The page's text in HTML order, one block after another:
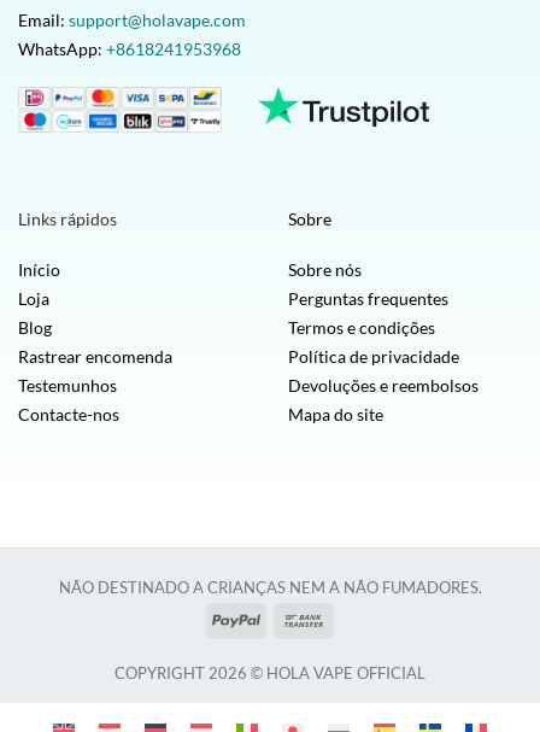
Email: support@holavape.com
WhatsApp: +8618241953968
Links rápidos
Início
Loja
Blog
Rastrear encomenda
Testemunhos
Contacte-nos
Sobre
Sobre nós
Perguntas frequentes
Termos e condições
Política de privacidade
Devoluções e reembolsos
Mapa do site
NÃO DESTINADO A CRIANÇAS NEM A NÃO FUMADORES.
PayPal
COPYRIGHT 2026 © HOLA VAPE OFFICIAL